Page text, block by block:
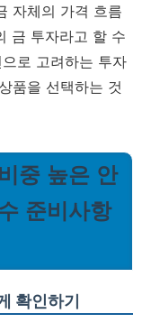
자체의 가격 흐름
금 투자라고 할 수
로 고려하는 투자
품을 선택하는 것
중 높은 안
준비사항
확인하기